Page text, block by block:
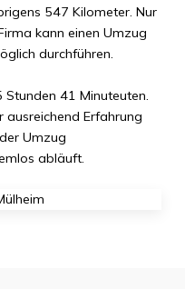
547 Kilometer. Nur
kann einen Umzug
durchführen.
Stunden 41 Minuteuten.
ausreichend Erfahrung
Umzug
abläuft.